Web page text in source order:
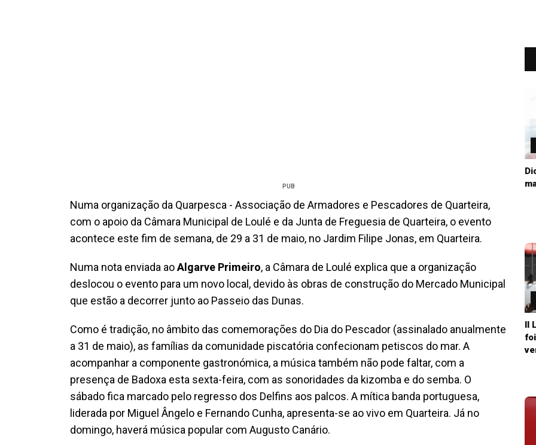
PUB
Numa organização da Quarpesca - Associação de Armadores e Pescadores de Quarteira,
com o apoio da Câmara Municipal de Loulé e da Junta de Freguesia de Quarteira, o evento
acontece este fim de semana, de 29 a 31 de maio, no Jardim Filipe Jonas, em Quarteira.
Numa nota enviada aoAlgarve Primeiro, a Câmara de Loulé explica que a organização
deslocou o evento para um novo local, devido às obras de construção do Mercado Municipal
que estão a decorrer junto ao Passeio das Dunas.
Como é tradição, no âmbito das comemorações do Dia do Pescador (assinalado anualmente
a 31 de maio), as famílias da comunidade piscatória confecionam petiscos do mar. A
acompanhar a componente gastronómica, a música também não pode faltar, com a
presença de Badoxa esta sexta-feira, com as sonoridades da kizomba e do semba. O
sábado fica marcado pelo regresso dos Delfins aos palcos. A mítica banda portuguesa,
liderada por Miguel Ângelo e Fernando Cunha, apresenta-se ao vivo em Quarteira. Já no
domingo, haverá música popular com Augusto Canário.
II